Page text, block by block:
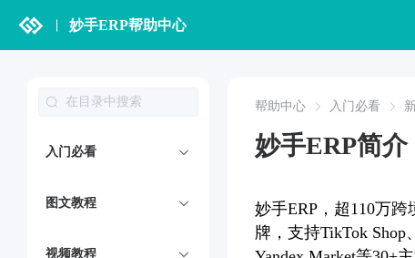
妙手ERP帮助中心
入门必看
图文教程
视频教程
帮助中心 入门必看
妙手ERP简介
妙手ERP，超110万
牌，支持TikTok Shop